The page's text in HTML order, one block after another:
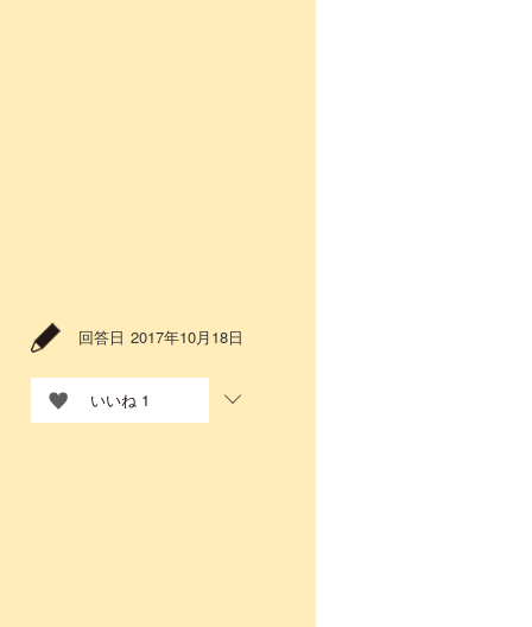
回答日 2017年10月18日
いいね 1